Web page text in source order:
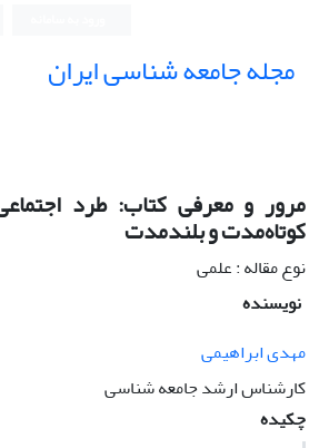
مجله جامعه شناسی ایران
مرور و معرفی کتاب: طرد
کوتاه‌مدت و بلندمدت
نوع مقاله : علمی
نویسنده
مهدی ابراهیمی
کارشناس ارشد جامعه شناسی
چکیده